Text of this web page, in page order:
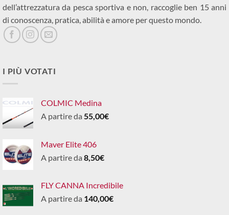
dell’attrezzatura da pesca sportiva e non, raccoglie ben 15 anni
di conoscenza, pratica, abilità e amore per questo mondo.
I PIÙ VOTATI
COLMIC Medina
A partire da 55,00€
Maver Elite 406
A partire da 8,50€
FLY CANNA Incredibile
A partire da 140,00€